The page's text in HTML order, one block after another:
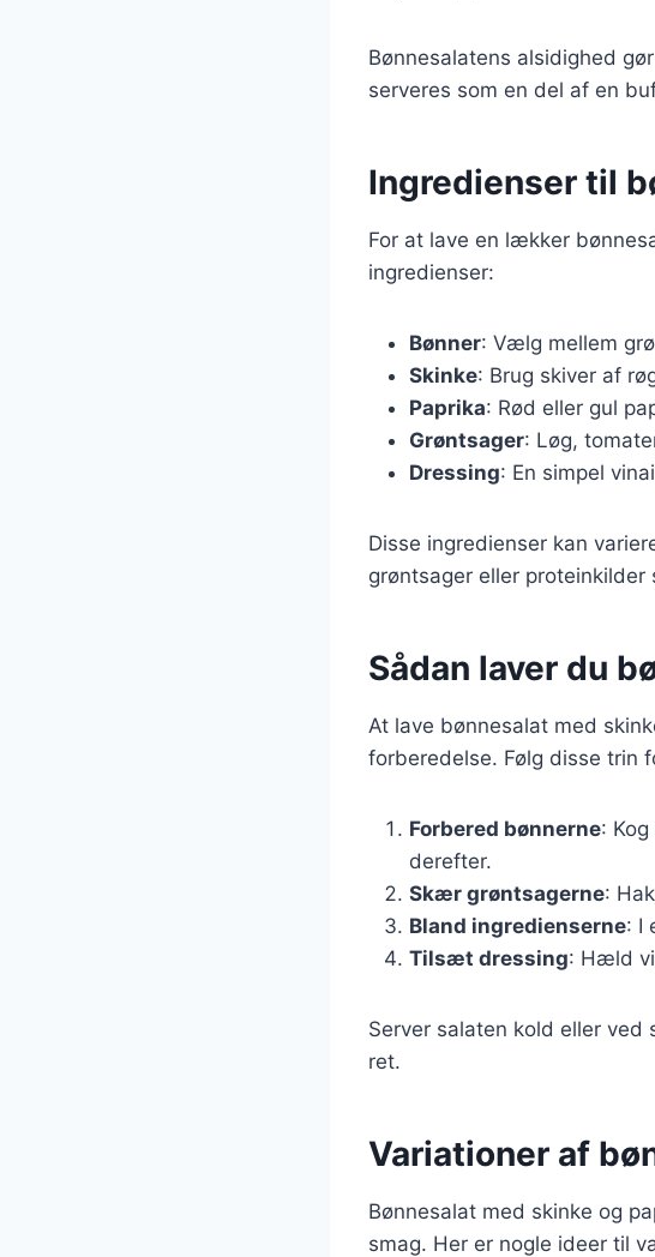
Bønnesalatens alsidighed
serveres som en del af en
Ingredienser til
For at lave en lækker
ingredienser:
Bønner: Vælg mellem
Skinke: Brug skiver af
Paprika: Rød eller gul
Grøntsager: Løg,
Dressing: En simpel
Disse ingredienser kan
grøntsager eller
Sådan laver du
At lave bønnesalat med
forberedelse. Følg disse trin
Forbered bønnerne:
derefter.
Skær grøntsagerne:
Bland ingredienserne: I
Tilsæt dressing: Hæld
Server salaten kold eller ved
ret.
Variationer af
Bønnesalat med skinke og
smag. Her er nogle ideer til